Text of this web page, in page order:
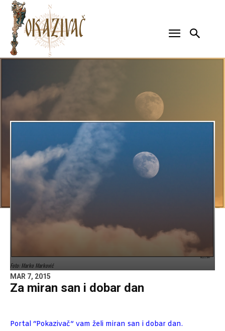
Foto: Marko Marković
MAR 7, 2015
Za miran san i dobar dan
Portal “Pokazivač” vam želi miran san i dobar dan.